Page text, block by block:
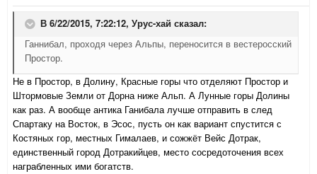
В 6/22/2015, 7:22:12, Урус-хай сказал:
Ганнибал, проходя через Альпы, переносится в вестеросский
Простор.
Не в Простор, в Долину, Красные горы что отделяют Простор и
Штормовые Земли от Дорна ниже Альп. А Лунные горы Долины
как раз. А вообще антика Ганибала лучше отправить в след
Спартаку на Восток, в Эсос, пусть он как вариант спустится с
Костяных гор, местных Гималаев, и сожжёт Вейс Дотрак,
единственный город Дотракийцев, место сосредоточения всех
награбленных ими богатств.